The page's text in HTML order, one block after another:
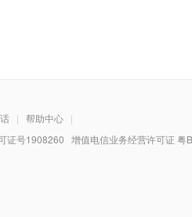
| 帮助中心 |
证号1908260 增值电信业务经营许可证 粤